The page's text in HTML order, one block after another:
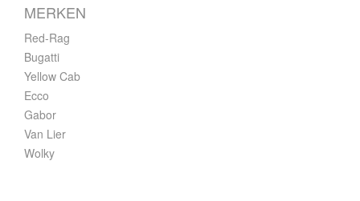
MERKEN
Red-Rag
Bugatti
Yellow Cab
Ecco
Gabor
Van Lier
Wolky